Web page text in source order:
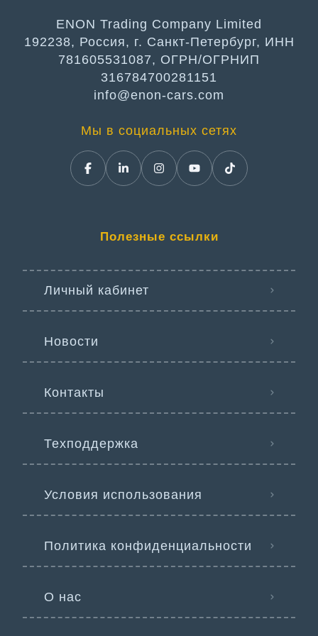
ENON Trading Company Limited
192238, Россия, г. Санкт-Петербург, ИНН
781605531087, ОГРН/ОГРНИП
316784700281151
info@enon-cars.com
Мы в социальных сетях
Полезные ссылки
Личный кабинет
Новости
Контакты
Техподдержка
Условия использования
Политика конфиденциальности
О нас